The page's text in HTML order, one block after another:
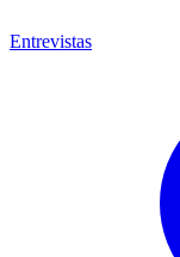
Entrevistas